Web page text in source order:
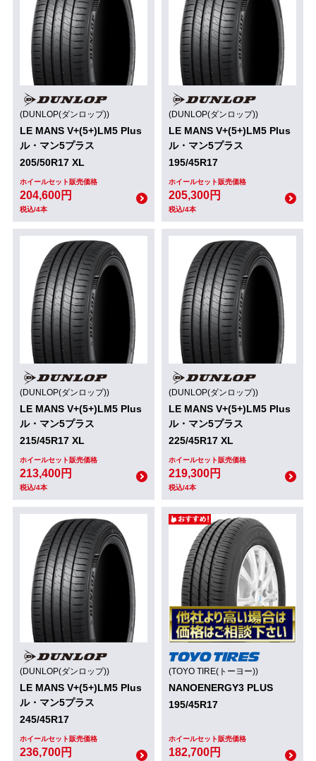
(DUNLOP(ダンロップ))
LE MANS V+(5+)LM5 Plus
ル・マン5プラス
205/50R17 XL
ホイールセット販売価格
204,600円
税込/4本
(DUNLOP(ダンロップ))
LE MANS V+(5+)LM5 Plus
ル・マン5プラス
195/45R17
ホイールセット販売価格
205,300円
税込/4本
(DUNLOP(ダンロップ))
LE MANS V+(5+)LM5 Plus
ル・マン5プラス
215/45R17 XL
ホイールセット販売価格
213,400円
税込/4本
(DUNLOP(ダンロップ))
LE MANS V+(5+)LM5 Plus
ル・マン5プラス
225/45R17 XL
ホイールセット販売価格
219,300円
税込/4本
(DUNLOP(ダンロップ))
LE MANS V+(5+)LM5 Plus
ル・マン5プラス
245/45R17
ホイールセット販売価格
236,700円
(TOYO TIRE(トーヨー))
NANOENERGY3 PLUS
195/45R17
ホイールセット販売価格
182,700円